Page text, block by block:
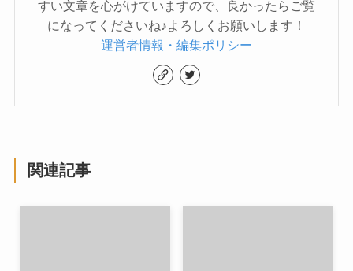
すい文章を心がけていますので、良かったらご覧
になってくださいね♪よろしくお願いします！
運営者情報・編集ポリシー
関連記事